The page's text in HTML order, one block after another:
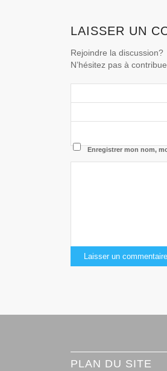
LAISSER UN
Rejoindre la discussion?
N’hésitez pas à
Enregistrer mon nom,
PLAN DU SITE